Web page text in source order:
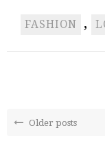
FASHION ,
Older posts